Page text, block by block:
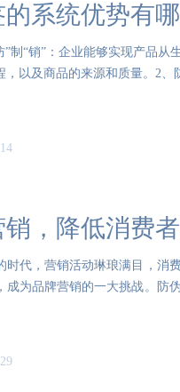
系统优势有
”制“销”：企业能够实现产品
，以及商品的来源和质量。2、
销，降低消费
时代，营销活动琳琅满目，消
成为品牌营销的一大挑战。防